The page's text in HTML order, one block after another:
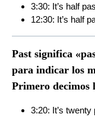
3:30: It’s half
12:30: It’s half
Past significa
para indicar los
Primero decimos
3:20: It’s